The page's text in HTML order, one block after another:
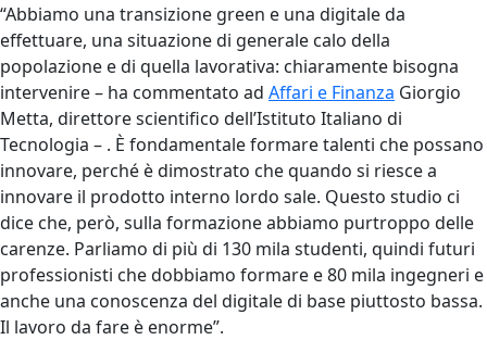
“Abbiamo una transizione green e una digitale da
effettuare, una situazione di generale calo della
popolazione e di quella lavorativa: chiaramente bisogna
intervenire – ha commentato ad Affari e Finanza Giorgio
Metta, direttore scientifico dell’Istituto Italiano di
Tecnologia – . È fondamentale formare talenti che possano
innovare, perché è dimostrato che quando si riesce a
innovare il prodotto interno lordo sale. Questo studio ci
dice che, però, sulla formazione abbiamo purtroppo delle
carenze. Parliamo di più di 130 mila studenti, quindi futuri
professionisti che dobbiamo formare e 80 mila ingegneri e
anche una conoscenza del digitale di base piuttosto bassa.
Il lavoro da fare è enorme”.